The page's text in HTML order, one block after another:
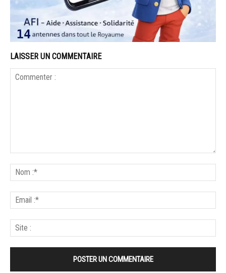
LAISSER UN COMMENTAIRE